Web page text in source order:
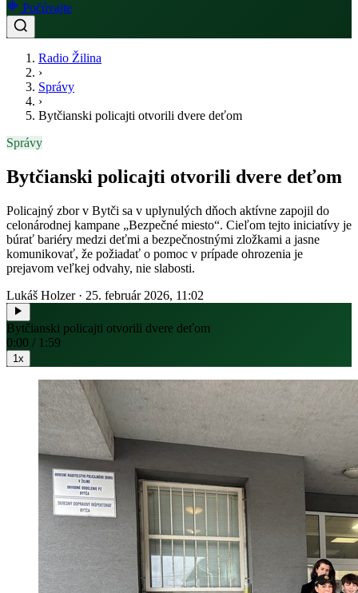
Počúvajte
Radio Žilina
›
Správy
›
Bytčianski policajti otvorili dvere deťom
Správy
Bytčianski policajti otvorili dvere deťom
Policajný zbor v Bytči sa v uplynulých dňoch aktívne zapojil do
celonárodnej kampane „Bezpečné miesto“. Cieľom tejto iniciatívy je
búrať bariéry medzi deťmi a bezpečnostnými zložkami a jasne
komunikovať, že požiadať o pomoc v prípade ohrozenia je
prejavom veľkej odvahy, nie slabosti.
Lukáš Holzer · 25. február 2026, 11:02
Bytčianski policajti otvorili dvere deťom
0:00 / 1:59
1x